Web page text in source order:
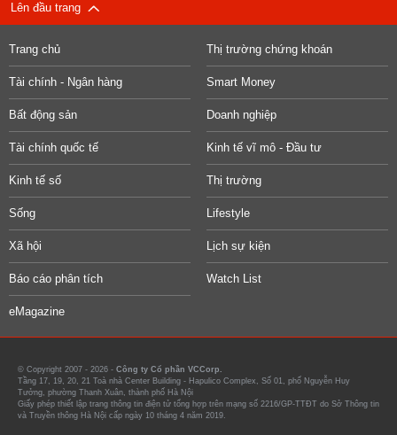
Lên đầu trang
Trang chủ Thị trường chứng khoán
Tài chính - Ngân hàng Smart Money
Bất động sản Doanh nghiệp
Tài chính quốc tế Kinh tế vĩ mô - Đầu tư
Kinh tế số Thị trường
Sống Lifestyle
Xã hội Lịch sự kiện
Báo cáo phân tích Watch List
eMagazine
© Copyright 2007 - 2026 - Công ty Cổ phần VCCorp.
Tầng 17, 19, 20, 21 Toà nhà Center Building - Hapulico Complex, Số 01, phố Nguyễn Huy
Tưởng, phường Thanh Xuân, thành phố Hà Nội
Giấy phép thiết lập trang thông tin điện tử tổng hợp trên mạng số 2216/GP-TTĐT do Sở Thông tin
và Truyền thông Hà Nội cấp ngày 10 tháng 4 năm 2019.